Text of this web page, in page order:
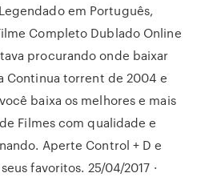
em Português,
Completo Dublado Online
procurando onde baixar
Continua torrent de 2004 e
baixa os melhores e mais
Filmes com qualidade e
Aperte Control + D e
favoritos. 25/04/2017 ·